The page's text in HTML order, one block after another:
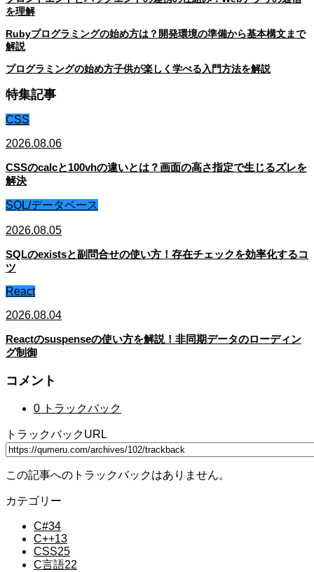
を理解
Rubyプログラミングの始め方は？開発環境の準備から基本構文まで
解説
プログラミングの始め方子供が楽しく学べる入門方法を解説
特集記事
CSS
2026.08.06
CSSのcalcと100vhの違いとは？画面の高さ指定で生じるズレを
解決
SQL/データベース
2026.08.05
SQLのexistsと副問合せの使い方！存在チェックを効率化するコ
ツ
React
2026.08.04
Reactのsuspenseの使い方を解説！非同期データのローディン
グ制御
コメント
0 トラックバック
トラックバックURL
この記事へのトラックバックはありません。
カテゴリー
C#34
C++13
CSS25
C言語22